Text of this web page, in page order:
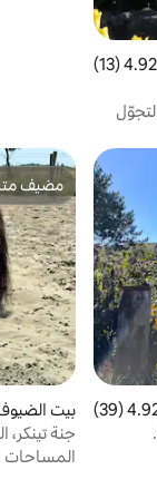
4.92 من 5، 13 مراجعات4.92 (13)
4.92 من 5، 39 مراجعات4.92
مضيف
مضيف
de
جنة تينكر،
المساحات